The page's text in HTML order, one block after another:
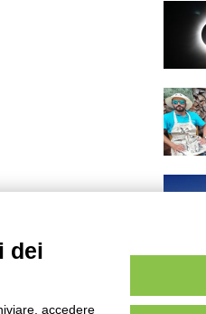
dei
accedere